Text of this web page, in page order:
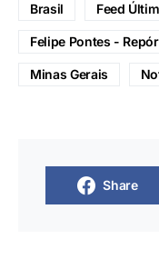
Brasil Feed
Felipe Pontes -
Minas Gerais
Share